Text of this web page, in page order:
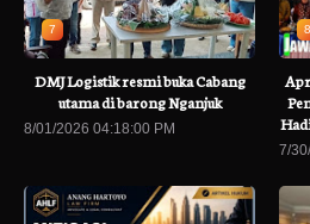
7
DMJ Logistik resmi buka Cabang
utama di barong Nganjuk
8/01/2026 04:18:00 PM
8
7/